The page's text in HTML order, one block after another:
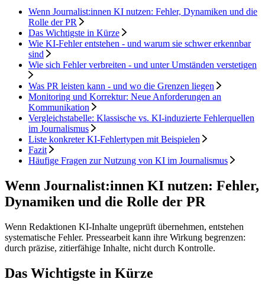
Wenn Journalist:innen KI nutzen: Fehler, Dynamiken und die
Rolle der PR
Das Wichtigste in Kürze
Wie KI-Fehler entstehen - und warum sie schwer erkennbar
sind
Wie sich Fehler verbreiten - und unter Umständen verstetigen
Was PR leisten kann - und wo die Grenzen liegen
Monitoring und Korrektur: Neue Anforderungen an
Kommunikation
Vergleichstabelle: Klassische vs. KI-induzierte Fehlerquellen
im Journalismus
Liste konkreter KI-Fehlertypen mit Beispielen
Fazit
Häufige Fragen zur Nutzung von KI im Journalismus
Wenn Journalist:innen KI nutzen: Fehler,
Dynamiken und die Rolle der PR
Wenn Redaktionen KI-Inhalte ungeprüft übernehmen, entstehen
systematische Fehler. Pressearbeit kann ihre Wirkung begrenzen:
durch präzise, zitierfähige Inhalte, nicht durch Kontrolle.
Das Wichtigste in Kürze